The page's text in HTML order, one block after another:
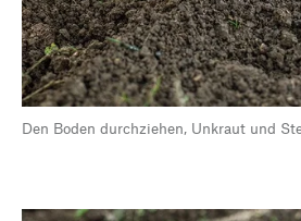
Den Boden durchziehen, Unkraut und